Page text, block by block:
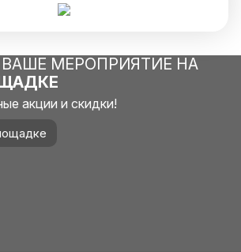
МЕРОПРИЯТИЕ НА
акции и скидки!